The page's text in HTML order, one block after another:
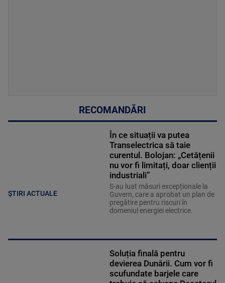
RECOMANDĂRI
ȘTIRI ACTUALE
În ce situații va putea
Transelectrica să taie
curentul. Bolojan: „Cetățenii
nu vor fi limitați, doar clienții
industriali”
S-au luat măsuri excepționale la
Guvern, care a aprobat un plan de
pregătire pentru riscuri în
domeniul energiei electrice.
Soluția finală pentru
devierea Dunării. Cum vor fi
scufundate barjele care